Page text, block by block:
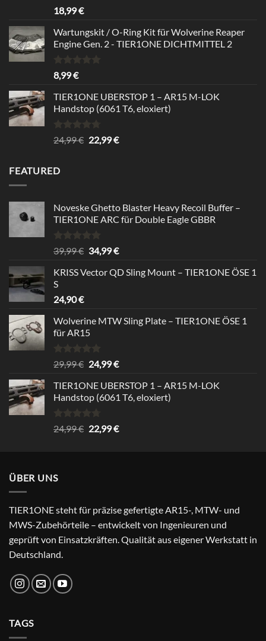
Bewertet
mit
von 5
18,99€
Wartungskit / O-Ring Kit für Wolverine Reaper
Engine Gen. 2 - TIER1ONE DICHTMITTEL 2
Bewertet
mit
von 5
8,99€
TIER1ONE UBERSTOP 1 – AR15 M-LOK
Handstop (6061 T6, eloxiert)
Bewertet
mit
24,99€ Ursprünglicher
22,99€Aktueller
FEATURED
Noveske Ghetto Blaster Heavy Recoil Buffer –
TIER1ONE ARC für Double Eagle GBBR
Bewertet
mit
von 5
39,99€ Ursprünglicher
war:
34,99€Aktueller
ist:
KRISS Vector QD Sling Mount – TIER1ONE ÖSE 1
S
24,90€
Wolverine MTW Sling Plate – TIER1ONE ÖSE 1
für AR15
Bewertet
mit
von 5
29,99€ Ursprünglicher
war:
29,99 €
24,99€Aktueller
ist:
24,99 €.
TIER1ONE UBERSTOP 1 – AR15 M-LOK
Handstop (6061 T6, eloxiert)
Bewertet
mit
24,99€ Ursprünglicher
22,99€Aktueller
ÜBER UNS
TIER1ONE steht für präzise gefertigte AR15-, MTW- und
MWS-Zubehörteile – entwickelt von Ingenieuren und
geprüft von Einsatzkräften. Qualität aus eigener Werkstatt in
Deutschland.
TAGS